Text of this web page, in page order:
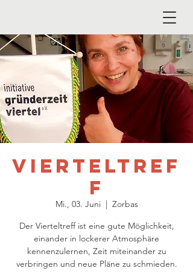
Vierteltref
f
Mi., 03. Juni
  |
Zorbas
Der Vierteltreff ist eine gute Möglichkeit,
einander in lockerer Atmosphäre
kennenzulernen, Zeit miteinander zu
verbringen und neue Pläne zu schmieden.